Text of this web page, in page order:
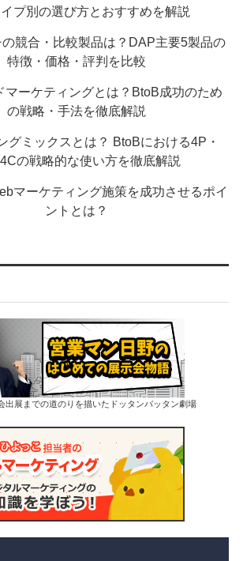
プ別の選び方とおすすめを解説
競合・比較製品は？DAP主要5製品の
特徴・価格・評判を比較
マーケティングとは？BtoB成功のため
の戦略・手法を徹底解説
グミックスとは？ BtoBにおける4P・
の戦略的な使い方を徹底解説
マーケティング施策を成功させるポイ
ントとは？
出展までの道のりを描いたドッタンバッタン劇場